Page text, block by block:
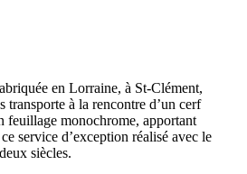
en Lorraine, à St-Clément,
transporte à la rencontre d’un cerf
feuillage monochrome, apportant
service d’exception réalisé avec le
siècles.